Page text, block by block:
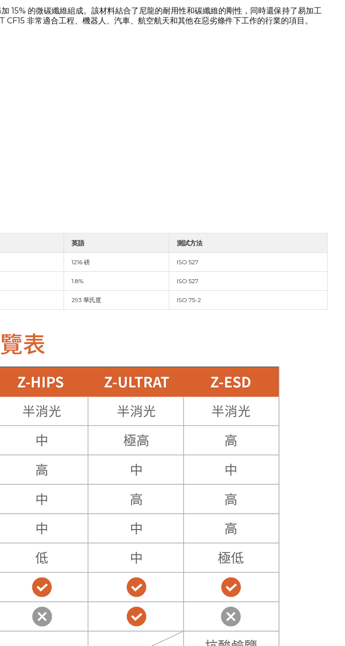
15% 的微碳纖維組成。該材料結合了尼龍的耐用性和碳纖維的剛性，同時還保持了易加工
非常適合工程、機器人、汽車、航空航天和其他在惡劣條件下工作的行業的項目。
英語 測試方法
1216 磅 ISO 527
1.8% ISO 527
293 華氏度 ISO 75-2